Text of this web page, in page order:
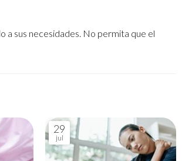
a sus necesidades. No permita que el
29
jul